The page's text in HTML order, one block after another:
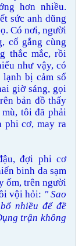
hơn nhiều.
sức anh dũng
Có nơi, người
cố gắng cùng
thắc mắc, rồi
như vậy, có
bị cảm sổ
giờ sáng, gọi
bản đồ thấy
tôi đã phải
phi cơ, may ra
đợi phi cơ
binh da sạm
ốm, trên người
vội hỏi: " Sao
nhiều để đề
trận không